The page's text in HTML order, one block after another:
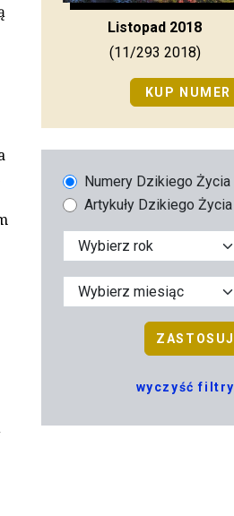
Listopad 2018
(11/293 2018)
KUP NUMER
Numery Dzikiego Życia
Artykuły Dzikiego Życia
ZASTOSUJ
wyczyść filtry